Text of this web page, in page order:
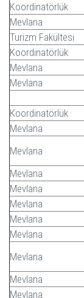
Koordinatörlük
Mevlana
Turizm Fakültesi
Koordinatörlük
Mevlana
Mevlana
Koordinatörlük
Mevlana
Mevlana
Mevlana
Mevlana
Mevlana
Mevlana
Mevlana
Mevlana
Mevlana
Mevlana